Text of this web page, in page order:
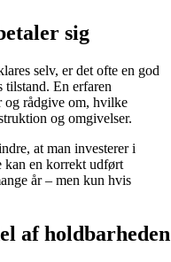
sig
selv, er det ofte en god
tilstand. En erfaren
og rådgive om, hvilke
og omgivelser.
at man investerer i
kan en korrekt udført
år – men kun hvis
af holdbarheden